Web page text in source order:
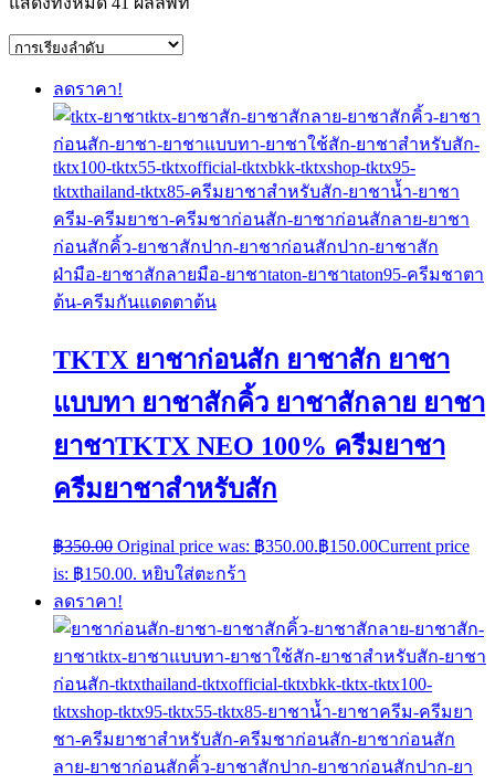
ลดราคา!
TKTX ยาชาก่อนสัก ยาชาสัก ยาชา
แบบทา ยาชาสักคิ้ว ยาชาสักลาย ยาชา
ยาชาTKTX NEO 100% ครีมยาชา
ครีมยาชาสำหรับสัก
฿350.00 Original price was: ฿350.00.฿150.00Current price
is: ฿150.00. หยิบใส่ตะกร้า
ลดราคา!